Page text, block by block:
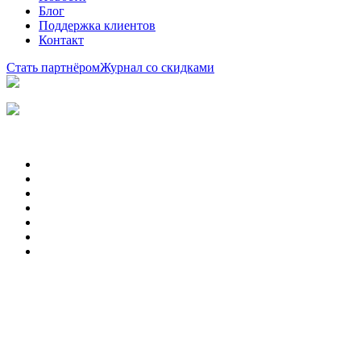
Блог
Поддержка клиентов
Контакт
Стать партнёромЖурнал со скидками